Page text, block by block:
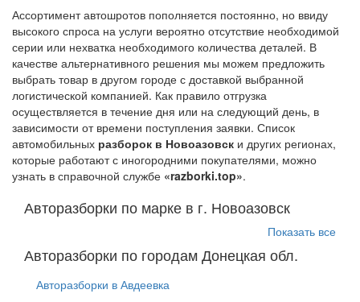
Ассортимент автошротов пополняется постоянно, но ввиду
высокого спроса на услуги вероятно отсутствие необходимой
серии или нехватка необходимого количества деталей. В
качестве альтернативного решения мы можем предложить
выбрать товар в другом городе с доставкой выбранной
логистической компанией. Как правило отгрузка
осуществляется в течение дня или на следующий день, в
зависимости от времени поступления заявки. Список
автомобильных разборок в Новоазовск и других регионах,
которые работают с иногородними покупателями, можно
узнать в справочной службе «razborki.top».
Авторазборки по марке в г. Новоазовск
Показать все
Авторазборки по городам Донецкая обл.
Авторазборки в Авдеевка